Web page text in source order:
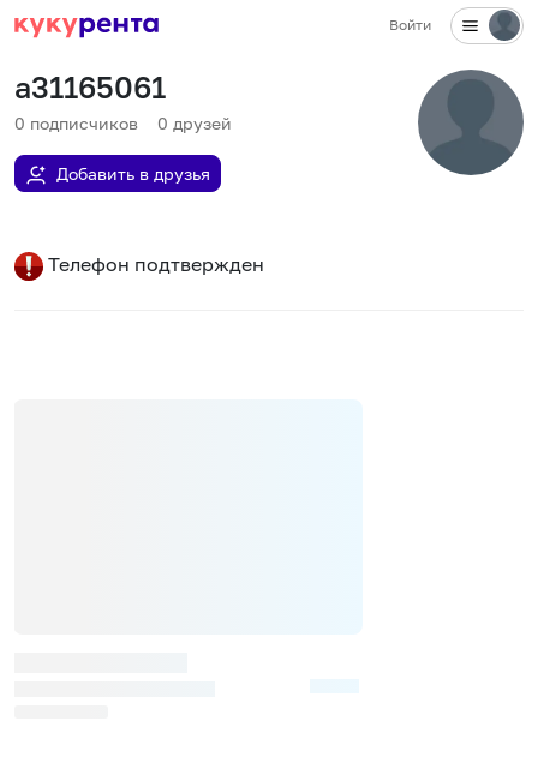
Войти
a31165061
0 подписчиков 0 друзей
Добавить в друзья
Телефон подтвержден